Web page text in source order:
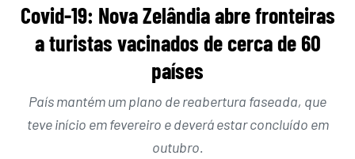
Covid-19: Nova Zelândia abre fronteiras
a turistas vacinados de cerca de 60
países
País mantém um plano de reabertura faseada, que
teve início em fevereiro e deverá estar concluído em
outubro.